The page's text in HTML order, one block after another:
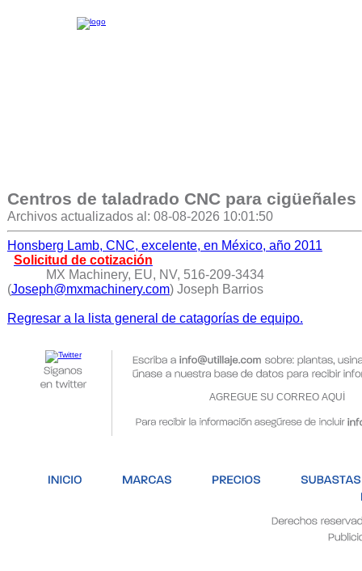
Centros de taladrado CNC para cigüeñales
Archivos actualizados al: 08-08-2026 10:01:50
Honsberg Lamb, CNC, excelente, en México, año 2011
Solicitud de cotización
MX Machinery, EU, NV, 516-209-3434
(Joseph@mxmachinery.com) Joseph Barrios
Regresar a la lista general de catagorías de equipo.